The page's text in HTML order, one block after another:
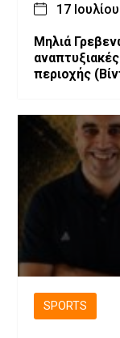
17
Μηλιά
περιοχής
SPORTS